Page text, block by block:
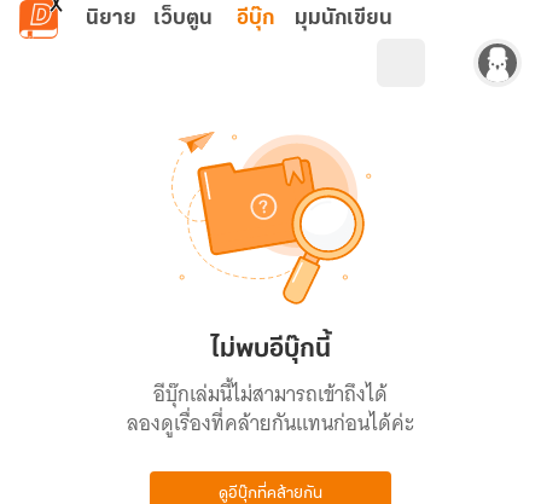
ข้ามไปยังเนื้อหาหลัก
นิยาย เว็บตูน อีบุ๊ก มุมนักเขียน
ไม่พบอีบุ๊กนี้
อีบุ๊กเล่มนี้ไม่สามารถเข้าถึงได้
ลองดูเรื่องที่คล้ายกันแทนก่อนได้ค่ะ
ดูอีบุ๊กที่คล้ายกัน